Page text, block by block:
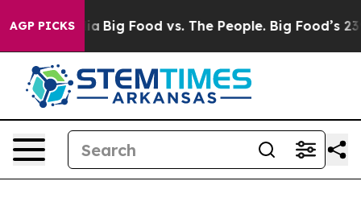
AGP PICKS
Media Big Food vs. The People. Big Food’s 239